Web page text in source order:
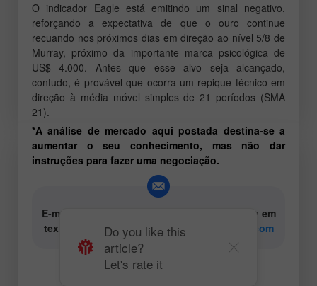
O indicador Eagle está emitindo um sinal negativo,
reforçando a expectativa de que o ouro continue
recuando nos próximos dias em direção ao nível 5/8 de
Murray, próximo da importante marca psicológica de
US$ 4.000. Antes que esse alvo seja alcançado,
contudo, é provável que ocorra um repique técnico em
direção à média móvel simples de 21 períodos (SMA
21).
*A análise de mercado aqui postada destina-se a
aumentar o seu conhecimento, mas não dar
instruções para fazer uma negociação.
E-mail para os autores de conteúdo analítico em
texto e vídeo:content-authors@instaforex.com
Do you like this
article?
Let's rate it